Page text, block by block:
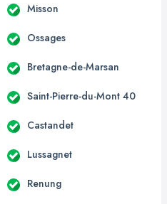
Misson
Ossages
Bretagne-de-Marsan
Saint-Pierre-du-Mont 40
Castandet
Lussagnet
Renung